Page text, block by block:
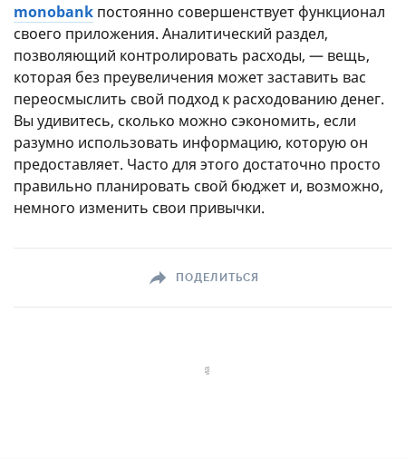
monobank постоянно совершенствует функционал
своего приложения. Аналитический раздел,
позволяющий контролировать расходы, — вещь,
которая без преувеличения может заставить вас
переосмыслить свой подход к расходованию денег.
Вы удивитесь, сколько можно сэкономить, если
разумно использовать информацию, которую он
предоставляет. Часто для этого достаточно просто
правильно планировать свой бюджет и, возможно,
немного изменить свои привычки.
ПОДЕЛИТЬСЯ